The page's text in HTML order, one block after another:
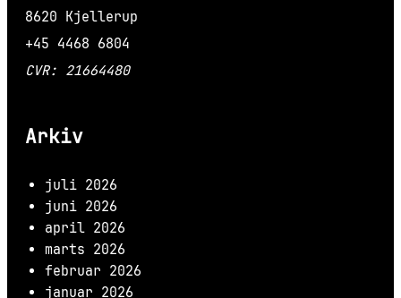
8620 Kjellerup
+45 4468 6804
CVR: 21664480
Arkiv
juli 2026
juni 2026
april 2026
marts 2026
februar 2026
januar 2026